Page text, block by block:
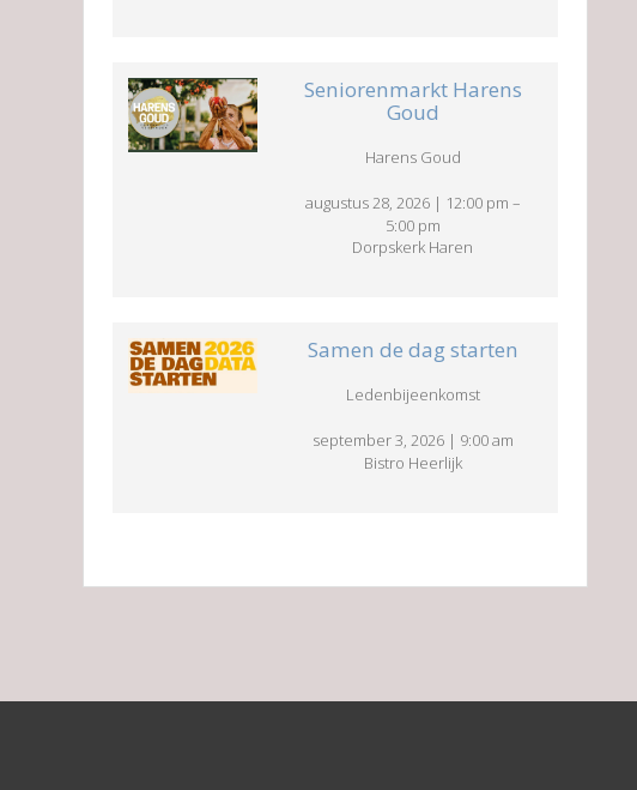
Seniorenmarkt Harens
Goud
Harens Goud
augustus 28, 2026 | 12:00 pm –
5:00 pm
Dorpskerk Haren
Samen de dag starten
Ledenbijeenkomst
september 3, 2026 | 9:00 am
Bistro Heerlijk